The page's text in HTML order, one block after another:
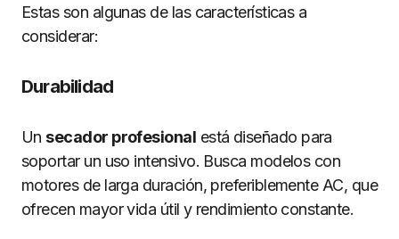
Estas son algunas de las características a
considerar:
Durabilidad
Un secador profesional está diseñado para
soportar un uso intensivo. Busca modelos con
motores de larga duración, preferiblemente AC, que
ofrecen mayor vida útil y rendimiento constante.